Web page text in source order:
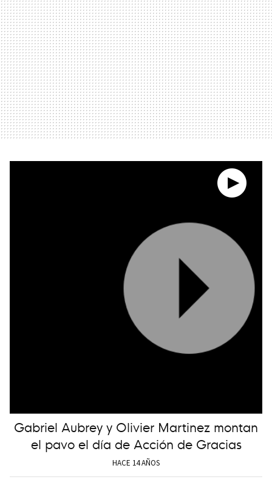
Gabriel Aubrey y Olivier Martinez montan
el pavo el día de Acción de Gracias
HACE 14 AÑOS